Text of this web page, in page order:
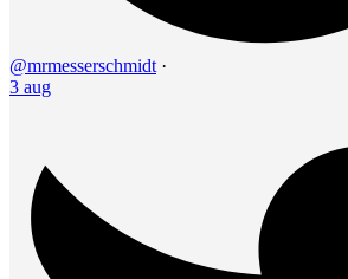
@mrmesserschmidt ·
3 aug